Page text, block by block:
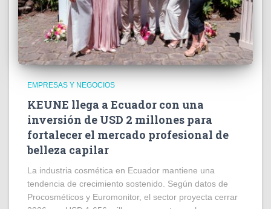
EMPRESAS Y NEGOCIOS
KEUNE llega a Ecuador con una
inversión de USD 2 millones para
fortalecer el mercado profesional de
belleza capilar
La industria cosmética en Ecuador mantiene una
tendencia de crecimiento sostenido. Según datos de
Procosméticos y Euromonitor, el sector proyecta cerrar